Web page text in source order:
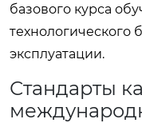
базового курса
технологического
эксплуатации.
Стандарты